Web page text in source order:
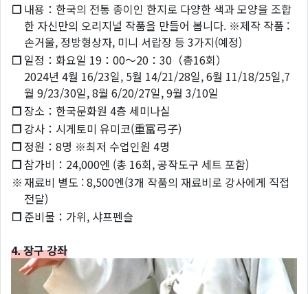
❐ 내용：한국의 전통 종이인 한지로 다양한 색과 모양을 조합
한 자신만의 오리지널 작품을 만들어 봅니다. ※제작 작품 :
손거울, 정방형상자, 미니 서랍장 등 3가지(예정)
❐ 일정：화요일 19：00～20：30（총16회）
2024년 4월 16/23일, 5월 14/21/28일, 6월 11/18/25일,7
월 9/23/30일, 8월 6/20/27일, 9월 3/10일
❐ 장소：한국문화원 4층 세미나실
❐ 강사：시게토미 유미코(重富弓子)
❐ 정원：8명 ※최저 수업인원 4명
❐ 참가비：24,000엔 (총 16회, 공작도구 세트 포함)
※재료비 별도 : 8,500엔(3개 작품의 재료비로 강사에게 직접
전달)
❐ 준비물：가위, 샤프펜슬
4. 장구 강좌